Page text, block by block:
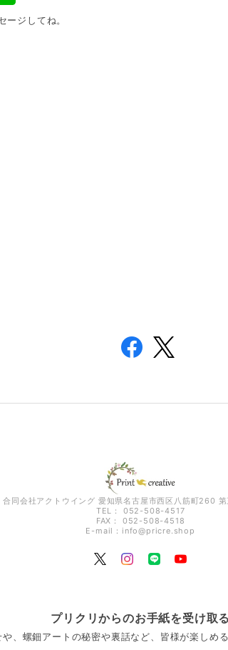
ージしてね。
合同会社アクトウイング 愛知県名古屋市西区八筋町260 第
TEL： 052-508-4517
FAX： 052-508-4518
E-mail： info@pricre.shop
プリクリからのお手紙を受け取る
、螺鈿アートの秘密や裏話など、皆様が楽しめ